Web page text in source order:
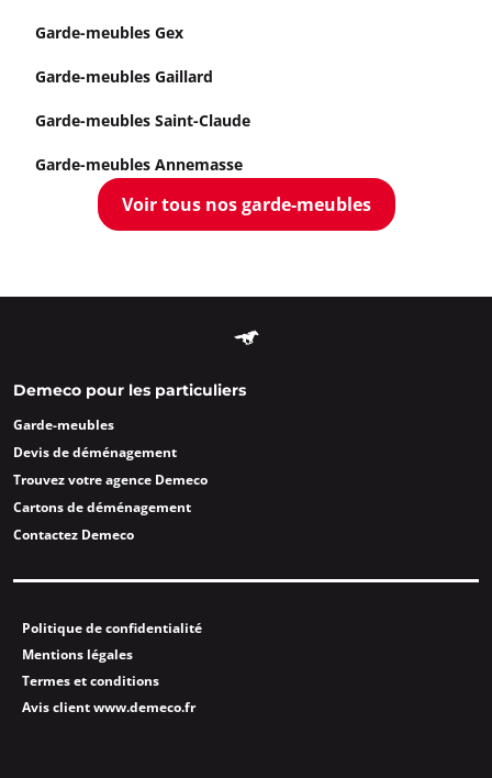
Garde-meubles Gex
Garde-meubles Gaillard
Garde-meubles Saint-Claude
Garde-meubles Annemasse
Voir tous nos garde-meubles
Demeco pour les particuliers
Garde-meubles
Devis de déménagement
Trouvez votre agence Demeco
Cartons de déménagement
Contactez Demeco
Politique de confidentialité
Mentions légales
Termes et conditions
Avis client www.demeco.fr